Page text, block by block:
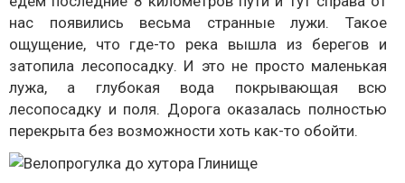
нас появились весьма странные лужи. Такое
ощущение, что где-то река вышла из берегов и
затопила лесопосадку. И это не просто маленькая
лужа, а глубокая вода покрывающая всю
лесопосадку и поля. Дорога оказалась полностью
перекрыта без возможности хоть как-то обойти.